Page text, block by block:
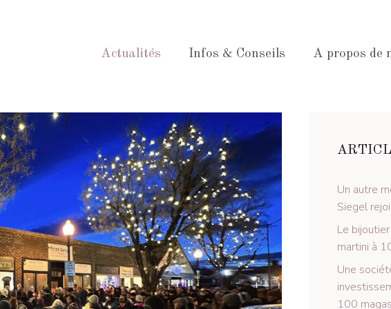
Actualités Infos & Conseils A propos de
Un autre
Siegel
Le
martini à
Une
100